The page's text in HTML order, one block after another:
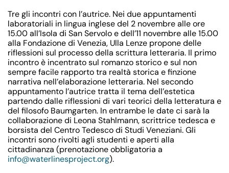
Tre gli incontri con l’autrice. Nei due appuntamenti
laboratoriali in lingua inglese del 2 novembrealle ore
15.00 all’Isola di San Servolo e dell’11 novembrealle 15.00
alla Fondazione di Venezia, Ulla Lenze propone delle
riflessioni sul processo della scrittura letteraria. Il primo
incontro è incentrato sul romanzo storico e sul non
sempre facile rapporto tra realtà storica e finzione
narrativa nell’elaborazione letteraria. Nel secondo
appuntamento l’autrice tratta il tema dell’estetica
partendo dalle riflessioni di vari teorici della letteratura e
del filosofo Baumgarten. In entrambe le date ci sarà la
collaborazione di Leona Stahlmann, scrittrice tedesca e
borsista del Centro Tedesco di Studi Veneziani. Gli
incontri sono rivolti agli studenti e aperti alla
cittadinanza (prenotazione obbligatoria a
info@waterlinesproject.org).